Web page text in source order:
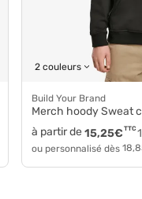
2 couleurs
Build Your Brand
Merch hoody
à partir de15,25€ TTC
ou personnalisé dès